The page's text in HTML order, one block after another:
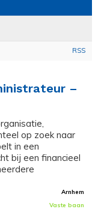
RSS
–
op zoek naar
in een
bij een financieel
Arnhem
Vaste baan